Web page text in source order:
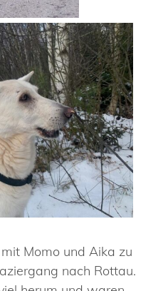
Momo und Aika zu
nach Rottau.